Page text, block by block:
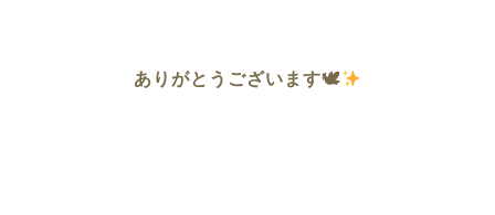
ありがとうございます🕊